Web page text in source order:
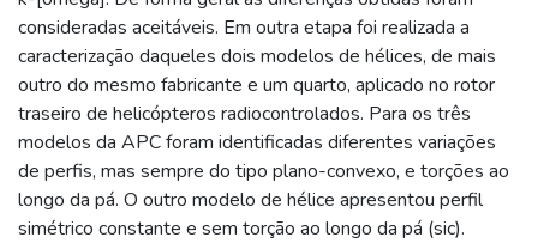
consideradas aceitáveis. Em outra etapa foi realizada a
caracterização daqueles dois modelos de hélices, de mais
outro do mesmo fabricante e um quarto, aplicado no rotor
traseiro de helicópteros radiocontrolados. Para os três
modelos da APC foram identificadas diferentes variações
de perfis, mas sempre do tipo plano-convexo, e torções ao
longo da pá. O outro modelo de hélice apresentou perfil
simétrico constante e sem torção ao longo da pá (sic).